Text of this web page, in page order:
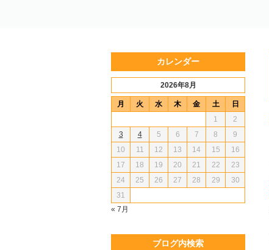
カレンダー
2026年8月
月 火 水 木 金 土 日
« 7月
1
2
3
4 5 6 7 8
9
10
11 12 13 14 15
16
17
18 19 20 21 22
23
24
25 26 27 28 29
30
31
ブログ内検索